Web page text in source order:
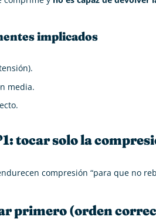
implicados
media.
tocar solo la
compresión “para que no
primero (orden